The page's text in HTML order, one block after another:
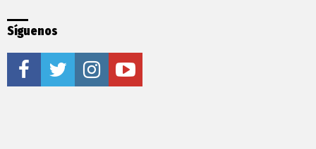
Síguenos
facebooktwitter instagramyoutube